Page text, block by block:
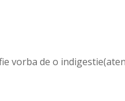
vorba de o